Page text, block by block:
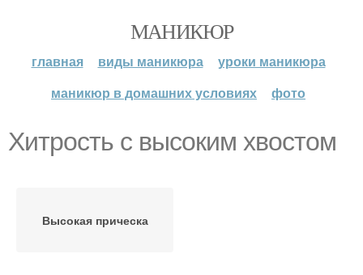
МАНИКЮР
главная виды маникюра
уроки маникюра
маникюр в домашних условиях
фото
Хитрость с высоким хвостом
Высокая прическа